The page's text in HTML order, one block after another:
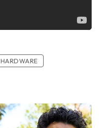
HARDWARE